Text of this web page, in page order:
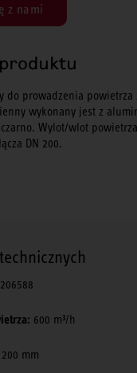
z nami
do prowadzenia powietrza
wykonany jest z
Wylot/wlot
DN 200.
206588
600 m³/h
200 mm